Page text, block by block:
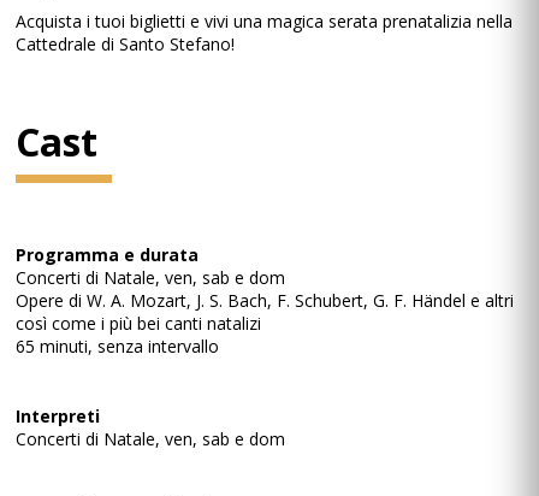
Acquista i tuoi biglietti e vivi una magica serata prenatalizia nella
Cattedrale di Santo Stefano!
Cast
Programma e durata
Concerti di Natale, ven, sab e dom
Opere di W. A. Mozart, J. S. Bach, F. Schubert, G. F. Händel e altri
così come i più bei canti natalizi
65 minuti, senza intervallo
Interpreti
Concerti di Natale, ven, sab e dom